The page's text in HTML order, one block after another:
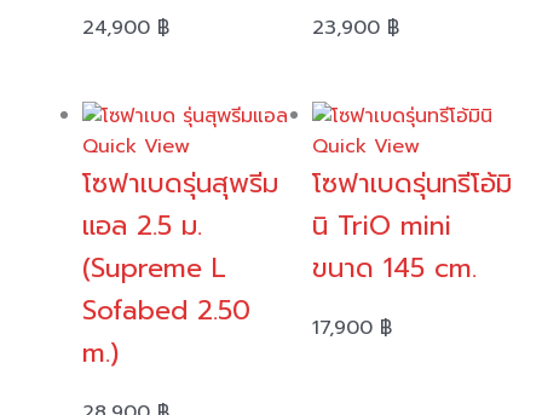
24,900 ฿ 23,900 ฿
Quick View
โซฟาเบดรุ่นสุพรีม
แอล 2.5 ม.
(Supreme L
Sofabed 2.50
m.)
Quick View
โซฟาเบดรุ่นทรีโอ้มิ
นิ TriO mini
ขนาด 145 cm.
17,900 ฿